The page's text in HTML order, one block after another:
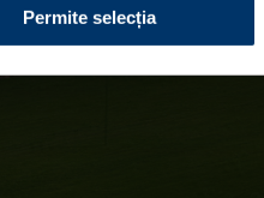
Permite selecția